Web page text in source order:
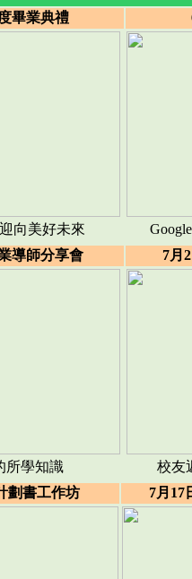
畢業典禮
向美好未來
導師分享會 7月
所學知識
校友
劃書工作坊 7月17